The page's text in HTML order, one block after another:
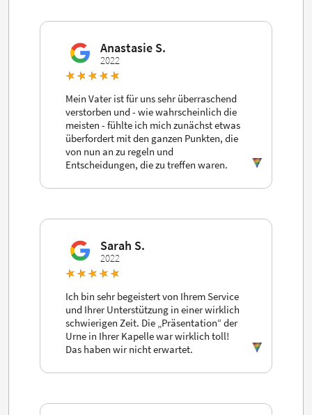
Anastasie S.
2022
Mein Vater ist für uns sehr überraschend
verstorben und - wie wahrscheinlich die
meisten - fühlte ich mich zunächst etwas
überfordert mit den ganzen Punkten, die
von nun an zu regeln und
Entscheidungen, die zu treffen waren.
Sarah S.
2022
Ich bin sehr begeistert von Ihrem Service
und Ihrer Unterstützung in einer wirklich
schwierigen Zeit. Die „Präsentation“ der
Urne in Ihrer Kapelle war wirklich toll!
Das haben wir nicht erwartet.